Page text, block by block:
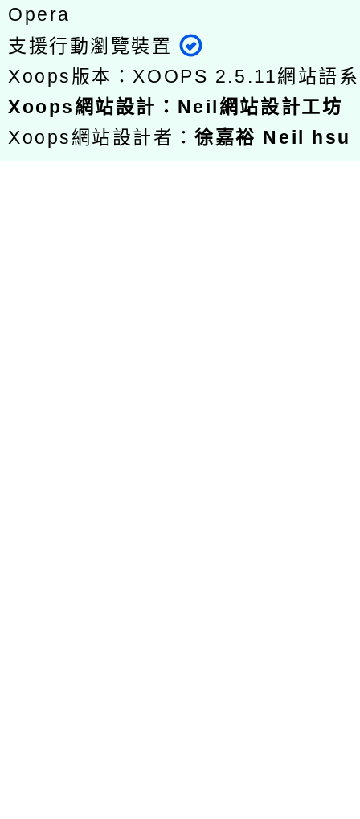
Opera
支援行動瀏覽裝置
Xoops版本：XOOPS 2.5.11網站語
Xoops網站設計 ： Neil網站設計工坊
Xoops網站設計者：徐嘉裕 Neil hsu